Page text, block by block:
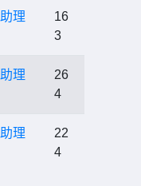
理
16
3
理
26
4
理
22
4